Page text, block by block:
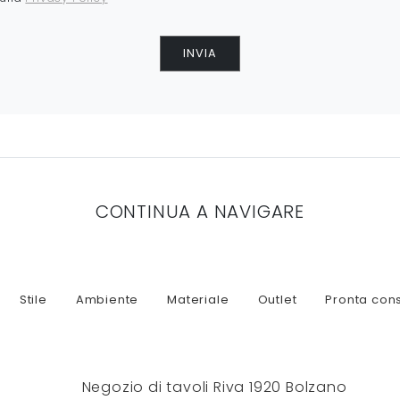
INVIA
CONTINUA A NAVIGARE
Stile Ambiente Materiale Outlet Pronta
Negozio di tavoli Riva 1920 Bolzano